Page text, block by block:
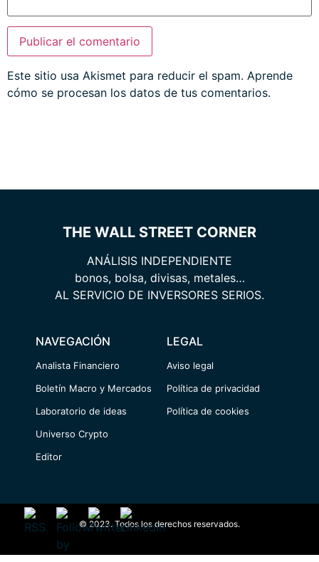
Este sitio usa Akismet para reducir el spam. Aprende
cómo se procesan los datos de tus comentarios.
THE WALL STREET CORNER
ANÁLISIS INDEPENDIENTE
bonos, bolsa, divisas, metales…
AL SERVICIO DE INVERSORES SERIOS.
NAVEGACIÓN
Analista Financiero
Boletín Macro y Mercados
Laboratorio de ideas
Universo Crypto
Editor
LEGAL
Aviso legal
Política de privacidad
Política de cookies
© 2023. Todos los derechos reservados.